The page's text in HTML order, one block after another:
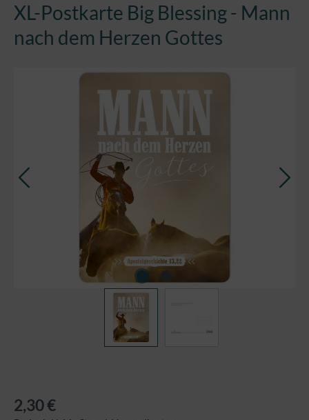
XL-Postkarte Big Blessing - Mann
nach dem Herzen Gottes
Bildergalerie überspringen
2,30 €